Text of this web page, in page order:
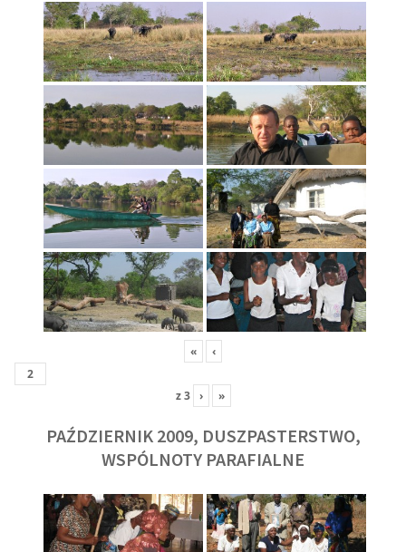
« ‹
z3 › »
PAŹDZIERNIK 2009, DUSZPASTERSTWO,
WSPÓLNOTY PARAFIALNE